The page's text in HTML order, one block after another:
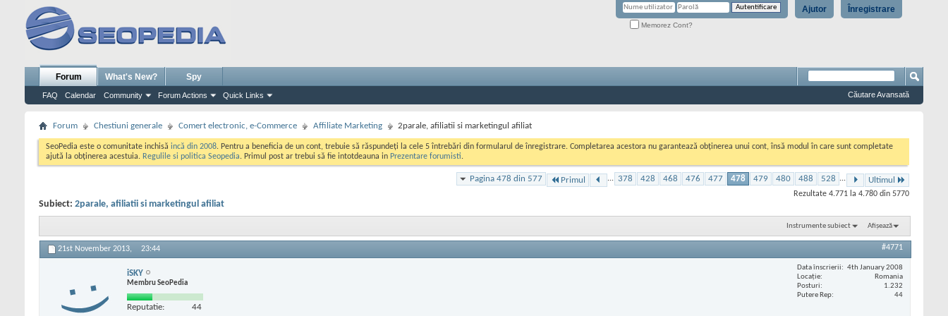
Înregistrare
Ajutor
Memorez Cont?
Forum
FAQ Calendar Community Forum Actions Quick Links
What's New? Spy
Căutare Avansată
Forum Chestiuni generale Comert electronic, e-Commerce Affiliate Marketing 2parale, afiliatii si marketingul afiliat
SeoPedia este o comunitate inchisă incă din 2008. Pentru a beneficia de un cont, trebuie să răspundeți la cele 5 întrebări din formularul de înregistrare. Completarea acestora nu garantează obținerea unui cont, însă modul în care sunt completate
ajută la obținerea acestuia. Regulile si politica Seopedia. Primul post ar trebui să fie intotdeauna in Prezentare forumisti.
Pagina 478 din 577 Primul ... 378 428 468 476 477 478 479 480 488 528 ... Ultimul
Rezultate 4.771 la 4.780 din 5770
Subiect: 2parale, afiliatii si marketingul afiliat
Instrumente subiect Afișează
21st November 2013, 23:44 #4771
iSKY
Membru SeoPedia
Reputatie: 44
Data înscrierii
4th January 2008
Locaţie
Romania
Posturi
1.232
Putere Rep
44